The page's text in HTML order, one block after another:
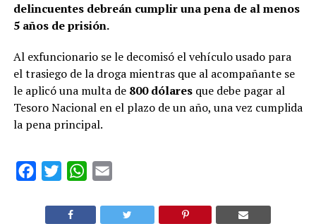
delincuentes debreán cumplir una pena de al menos
5 años de prisión.
Al exfuncionario se le decomisó el vehículo usado para
el trasiego de la droga mientras que al acompañante se
le aplicó una multa de 800 dólaresque debe pagar al
Tesoro Nacional en el plazo de un año, una vez cumplida
la pena principal.
Facebook
TwitterWhatsApp